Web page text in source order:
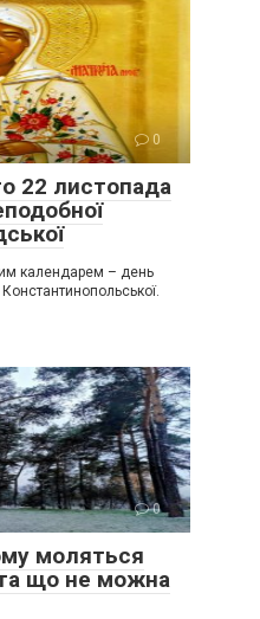
0
22 листопада
календарем – день
0
моляться
що не можна